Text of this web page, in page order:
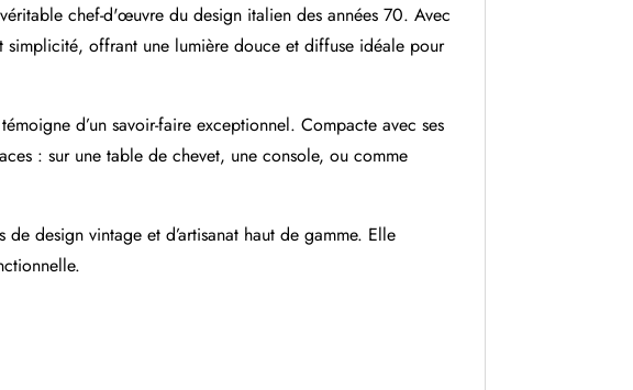
chef-d'œuvre du design italien des années 70. Avec
simplicité, offrant une lumière douce et diffuse idéale pour
d’un savoir-faire exceptionnel. Compacte avec ses
: sur une table de chevet, une console, ou comme
design vintage et d’artisanat haut de gamme. Elle